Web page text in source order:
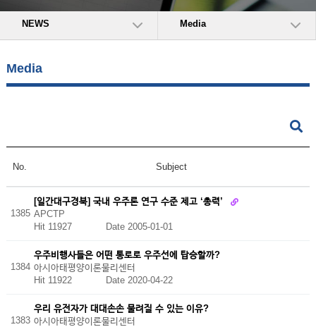
NEWS Media
Media
No. Subject
1385
[일간대구경북] 국내 우주론 연구 수준 제고 ‘총력’
APCTP
Hit 11927
Date 2005-01-01
1384
우주비행사들은 어떤 통로로 우주선에 탑승할까?
아시아태평양이론물리센터
Hit 11922 Date 2020-04-22
1383
우리 유전자가 대대손손 물려질 수 있는 이유?
아시아태평양이론물리센터